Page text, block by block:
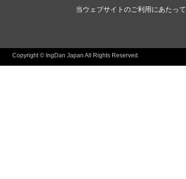
当ウェブサイトのご利用にあたって
Copyright © IngDan Japan All Rights Reserved.